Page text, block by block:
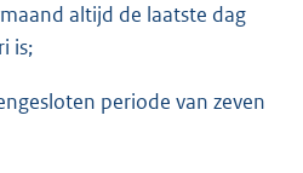
altijd de laatste dag
is;
periode van zeven